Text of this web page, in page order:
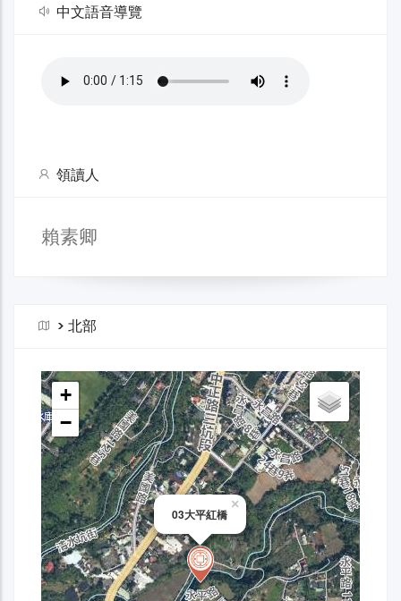
中文語音導覽
領讀人
賴素卿
> 北部